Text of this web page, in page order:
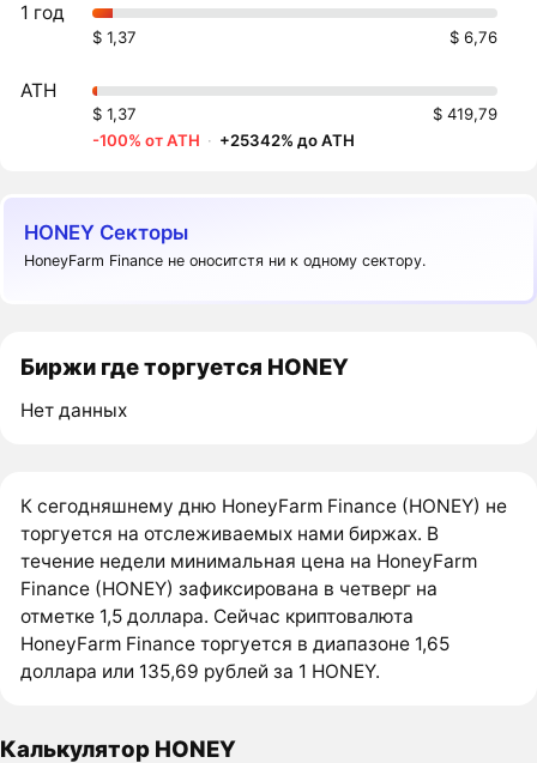
1 год
$ 1,37 $ 6,76
ATH
$ 1,37
$ 419,79
-100% от ATH · +25342% до ATH
HONEY Секторы
HoneyFarm Finance не оноситстя ни к одному сектору.
Биржи где торгуется HONEY
Нет данных
К сегодняшнему дню HoneyFarm Finance (HONEY) не
торгуется на отслеживаемых нами биржах. В
течение недели минимальная цена на HoneyFarm
Finance (HONEY) зафиксирована в четверг на
отметке 1,5 доллара. Сейчас криптовалюта
HoneyFarm Finance торгуется в диапазоне 1,65
доллара или 135,69 рублей за 1 HONEY.
Калькулятор HONEY